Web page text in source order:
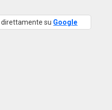
direttamente su Google